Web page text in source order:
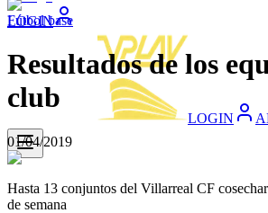
LOGIN
LOGIN
Fútbol base
Resultados de los
club
01/04/2019
Hasta 13 conjuntos del Villarreal CF
de semana